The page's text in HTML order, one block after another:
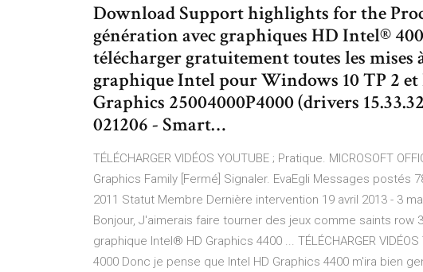
Download Support highlights for the
génération avec graphiques HD Intel®
télécharger gratuitement toutes les mises
graphique Intel pour Windows 10 TP 2 et
Graphics 25004000P4000 (drivers
021206 - Smart…
TÉLÉCHARGER VIDÉOS YOUTUBE ; Pratique. MICROSOFT
Graphics Family [Fermé] Signaler. EvaEgli Messages
2011 Statut Membre Dernière intervention 19 avril 2013 - 3
Bonjour, J'aimerais faire tourner des jeux comme saints row
graphique Intel® HD Graphics 4400 ... TÉLÉCHARGER
4000 Donc je pense que Intel HD Graphics 4400 m'ira bien